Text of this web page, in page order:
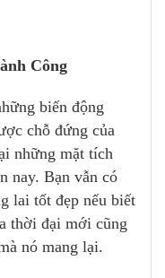
Công
biến động
chỗ đứng của
những mặt tích
nay. Bạn vẫn có
lai tốt đẹp nếu biết
thời đại mới cũng
nó mang lại.